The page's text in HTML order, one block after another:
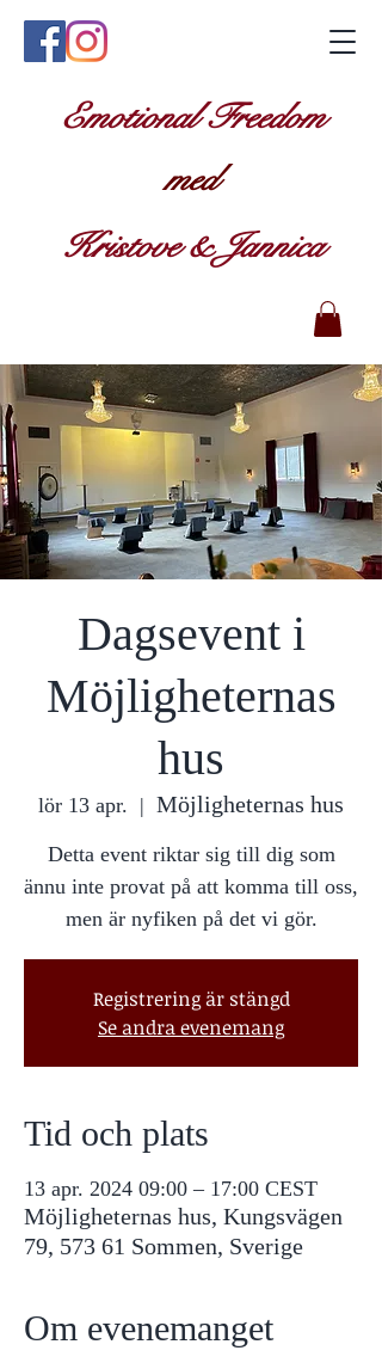
Emotional Freedom
med
Kristove & Jannica
Dagsevent i
Möjligheternas
hus
lör 13 apr.
  |
Möjligheternas hus
Detta event riktar sig till dig som
ännu inte provat på att komma till oss,
Registrering är stängd
Se andra evenemang
Tid och plats
13 apr. 2024 09:00 – 17:00 CEST
Möjligheternas hus, Kungsvägen
79, 573 61 Sommen, Sverige
Om evenemanget